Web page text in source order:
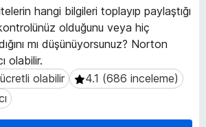
o
w
s
r
E
l
hangi bilgileri toplayıp paylaştığı
olduğunu veya hiç
mı düşünüyorsunuz? Norton
olabilir.
olabilir
olabilir 4.1 (686 inceleme)
4.1 (686 inceleme)